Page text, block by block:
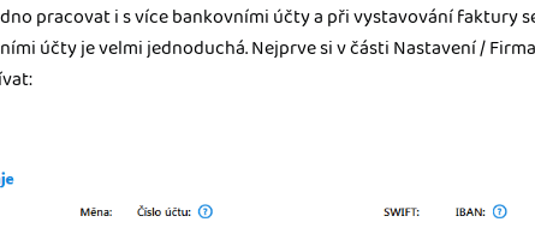
pracovat i s více bankovními účty a při vystavování faktury
účty je velmi jednoduchá. Nejprve si v části Nastavení /